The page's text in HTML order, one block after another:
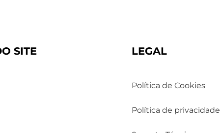
SITE LEGAL
Política de Cookies
Política de privacidade